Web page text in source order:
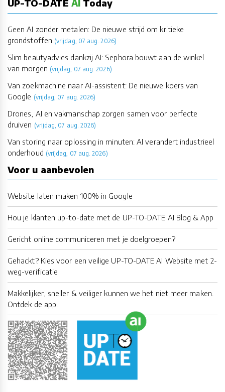
UP-TO-DATE AI Today
Geen AI zonder metalen: De nieuwe strijd om kritieke
grondstoffen (vrijdag, 07 aug. 2026)
Slim beautyadvies dankzij AI: Sephora bouwt aan de winkel
van morgen (vrijdag, 07 aug. 2026)
Van zoekmachine naar AI-assistent: De nieuwe koers van
Google (vrijdag, 07 aug. 2026)
Drones, AI en vakmanschap zorgen samen voor perfecte
druiven (vrijdag, 07 aug. 2026)
Van storing naar oplossing in minuten: AI verandert industrieel
onderhoud (vrijdag, 07 aug. 2026)
Voor u aanbevolen
Website laten maken 100% in Google
Hou je klanten up-to-date met de UP-TO-DATE AI Blog & App
Gericht online communiceren met je doelgroepen?
Gehackt? Kies voor een veilige UP-TO-DATE AI Website met 2-
weg-verificatie
Makkelijker, sneller & veiliger kunnen we het niet meer maken.
Ontdek de app.